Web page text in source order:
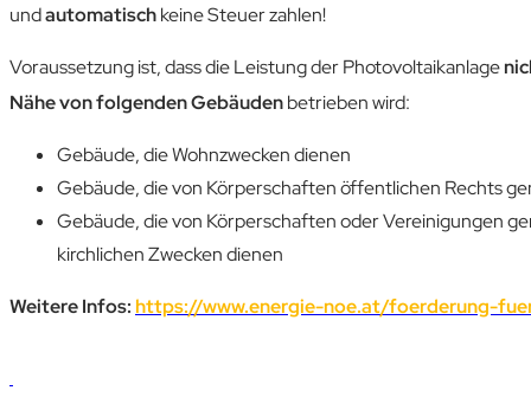
undautomatischkeine Steuer zahlen!
Voraussetzung ist, dass die Leistung der Photovoltaikanlage
Nähe von folgenden Gebäudenbetrieben wird:
Gebäude, die Wohnzwecken dienen
Gebäude, die von Körperschaften öffentlichen Rechts
Gebäude, die von Körperschaften oder Vereinigungen
kirchlichen Zwecken dienen
Weitere Infos:https://www.energie-noe.at/foerderung-